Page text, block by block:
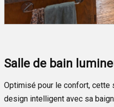
Salle de bain
Optimisé pour le confort, cette
design intelligent avec sa